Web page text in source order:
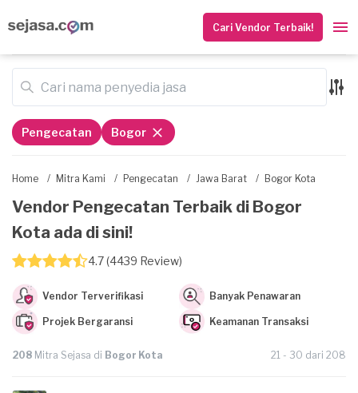
Cari Vendor Terbaik!
Home / Mitra Kami / Pengecatan / Jawa Barat / Bogor Kota
Vendor Pengecatan Terbaik di Bogor
Kota ada di sini!
4.7 (4439 Review)
Vendor Terverifikasi Banyak Penawaran
Projek Bergaransi Keamanan Transaksi
208 Mitra Sejasa di Bogor Kota 21 - 30 dari 208
Pengecatan Bogor